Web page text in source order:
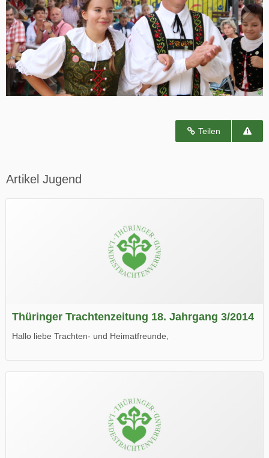
Teilen
Artikel Jugend
Thüringer Trachtenzeitung 18. Jahrgang 3/2014
Hallo liebe Trachten- und Heimatfreunde,
Wir wünschen Euch viel Spaß beim Lesen.